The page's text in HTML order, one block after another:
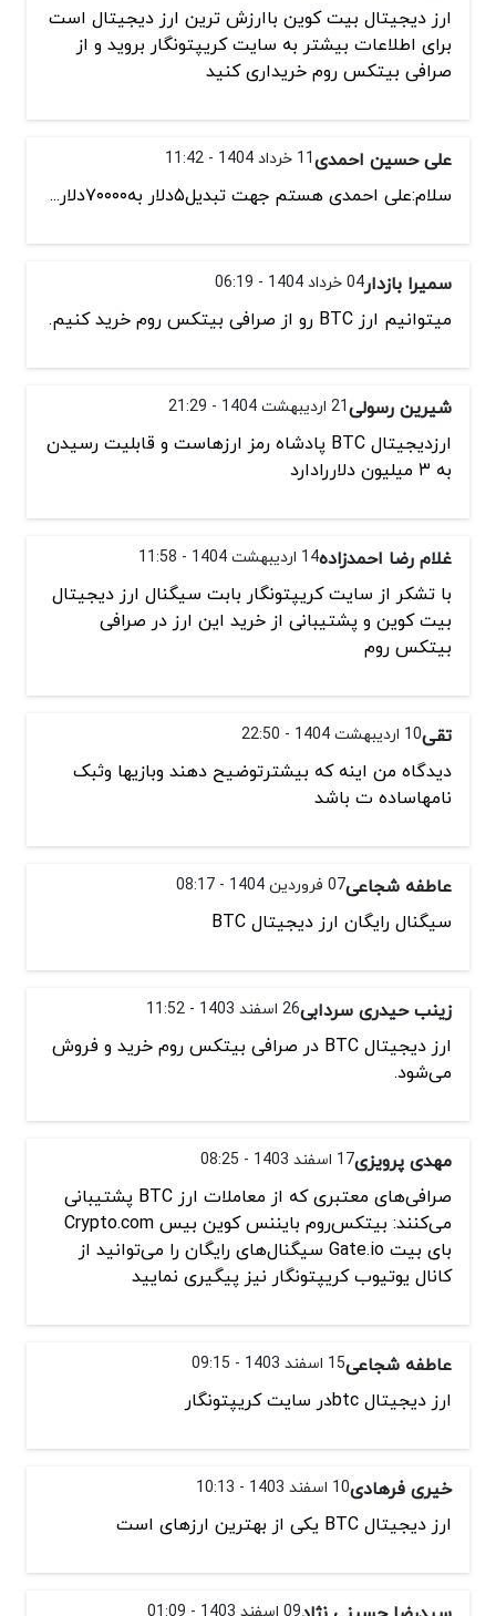
ارز دیجیتال بیت کوین باارزش ترین ارز دیجیتال است
‌برای اطلاعات بیشتر به سایت کریپتونگار بروید و از
صرافی بیتکس روم خریداری کنید
علی حسین احمدی11 خرداد 1404 - 11:42
سلام:علی احمدی هستم جهت تبدیل۵دلار به۷۰۰۰۰دلار...
سمیرا بازدار04 خرداد 1404 - 06:19
میتوانیم ارز BTC رو از صرافی بیتکس روم خرید کنیم.
شیرین رسولی21 اردیبهشت 1404 - 21:29
ارزدیجیتال BTC پادشاه رمز ارزهاست و قابلیت رسیدن
به ۳ میلیون دلاررادارد
غلام رضا احمدزاده14 اردیبهشت 1404 - 11:58
با تشکر از سایت کریپتونگار بابت سیگنال ارز دیجیتال
بیت کوین و پشتیبانی از خرید این ارز در صرافی
بیتکس روم
تقی10 اردیبهشت 1404 - 22:50
دیدگاه من اینه که بیشترتوضیح دهند وبازیها وثبک
نامهاساده ت باشد
عاطفه شجاعی07 فروردین 1404 - 08:17
سیگنال رایگان ارز دیجیتال BTC
زینب حیدری سردابی26 اسفند 1403 - 11:52
ارز دیجیتال BTC در صرافی بیتکس روم خرید و فروش
می‌شود.
مهدی پرویزی17 اسفند 1403 - 08:25
صرافی‌های معتبری که از معاملات ارز BTC پشتیبانی
می‌کنند: بیتکس‌روم بایننس کوین بیس Crypto.com
بای بیت Gate.io سیگنال‌های رایگان را می‌توانید از
کانال یوتیوب کریپتونگار نیز پیگیری نمایید
عاطفه شجاعی15 اسفند 1403 - 09:15
ارز دیجیتال btcدر سایت کریپتونگار
خیری فرهادی10 اسفند 1403 - 10:13
ارز دیجیتال BTC یکی از بهترین ارزهای است